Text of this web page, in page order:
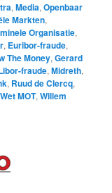
,Media,Openbaar
Markten,
Organisatie,
, Euribor-fraude,
The Money,Gerard
fraude,Midreth,
, Ruud de Clercq,
Wet MOT,Willem